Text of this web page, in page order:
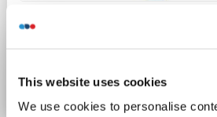
This website uses cookies
We use cookies to personalise
N° du produit ABIN6744091
Fiche technique